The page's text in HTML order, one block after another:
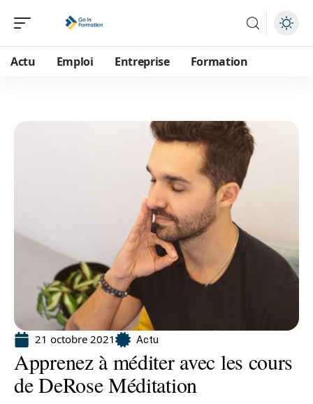
Actu Emploi Entreprise Formation
21 octobre 2021 Actu
Apprenez à méditer avec les cours
de DeRose Méditation